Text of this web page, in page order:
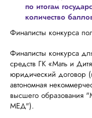
по итогам
количество
Финалисты конкурса
Финалисты конкурса
средств ГК «Мать и
юридический договор
автономная
высшего образования
МЕД").